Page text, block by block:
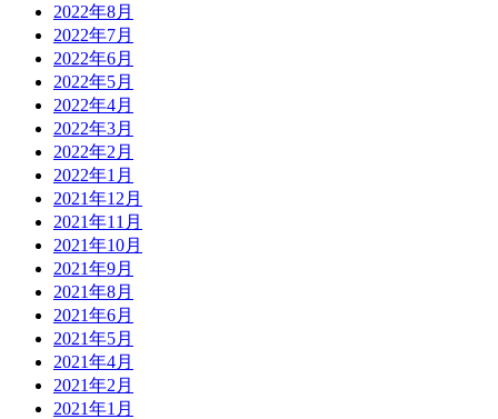
2022年8月
2022年7月
2022年6月
2022年5月
2022年4月
2022年3月
2022年2月
2022年1月
2021年12月
2021年11月
2021年10月
2021年9月
2021年8月
2021年6月
2021年5月
2021年4月
2021年2月
2021年1月